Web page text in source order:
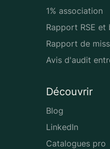
1% association
Rapport RSE
Rapport de
Avis d'audit
Découvrir
Blog
LinkedIn
Catalogues pro